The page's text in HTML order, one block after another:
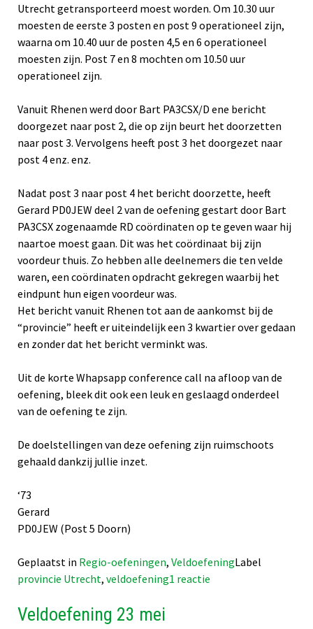
Utrecht getransporteerd moest worden. Om 10.30 uur
moesten de eerste 3 posten en post 9 operationeel zijn,
waarna om 10.40 uur de posten 4,5 en 6 operationeel
moesten zijn. Post 7 en 8 mochten om 10.50 uur
operationeel zijn.
Vanuit Rhenen werd door Bart PA3CSX/D ene bericht
doorgezet naar post 2, die op zijn beurt het doorzetten
naar post 3. Vervolgens heeft post 3 het doorgezet naar
post 4 enz. enz.
Nadat post 3 naar post 4 het bericht doorzette, heeft
Gerard PD0JEW deel 2 van de oefening gestart door Bart
PA3CSX zogenaamde RD coördinaten op te geven waar hij
naartoe moest gaan. Dit was het coördinaat bij zijn
voordeur thuis. Zo hebben alle deelnemers die ten velde
waren, een coördinaten opdracht gekregen waarbij het
eindpunt hun eigen voordeur was.
Het bericht vanuit Rhenen tot aan de aankomst bij de
“provincie” heeft er uiteindelijk een 3 kwartier over gedaan
en zonder dat het bericht verminkt was.
Uit de korte Whapsapp conference call na afloop van de
oefening, bleek dit ook een leuk en geslaagd onderdeel
van de oefening te zijn.
De doelstellingen van deze oefening zijn ruimschoots
gehaald dankzij jullie inzet.
‘73
Gerard
PD0JEW (Post 5 Doorn)
Geplaatst in Regio-oefeningen, VeldoefeningLabel
provincie Utrecht, veldoefening1 reactie
Veldoefening 23 mei